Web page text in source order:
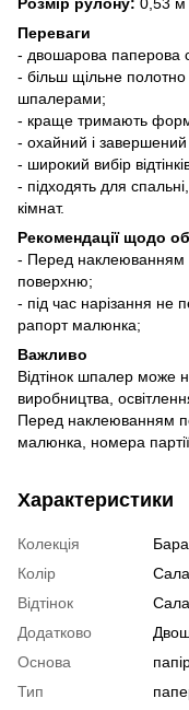
Переваги
- двошарова паперова
- більш щільне
шпалерами;
- краще тримають
- охайний і
- широкий вибір
- підходять для
кімнат.
Рекомендації щодо
- Перед наклеюванням
поверхню;
- під час нарізання не
рапорт малюнка;
Важливо
Відтінок шпалер може
виробництва,
Перед наклеюванням
малюнка, номера партії
Характеристики
Колекція
Колір
Відтінок
Додатково
Основа
Тип